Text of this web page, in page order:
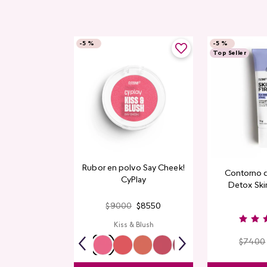
-5 %
Rubor en polvo Say Cheek!
CyPlay
$9000 $8550
Kiss & Blush
-5 %
Top Seller
Contorno
Detox
$7400